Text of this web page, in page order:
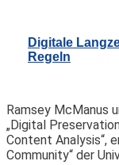
Digitale
Regeln
Ramsey McManus
„Digital
Content Analysis“,
Community“ der